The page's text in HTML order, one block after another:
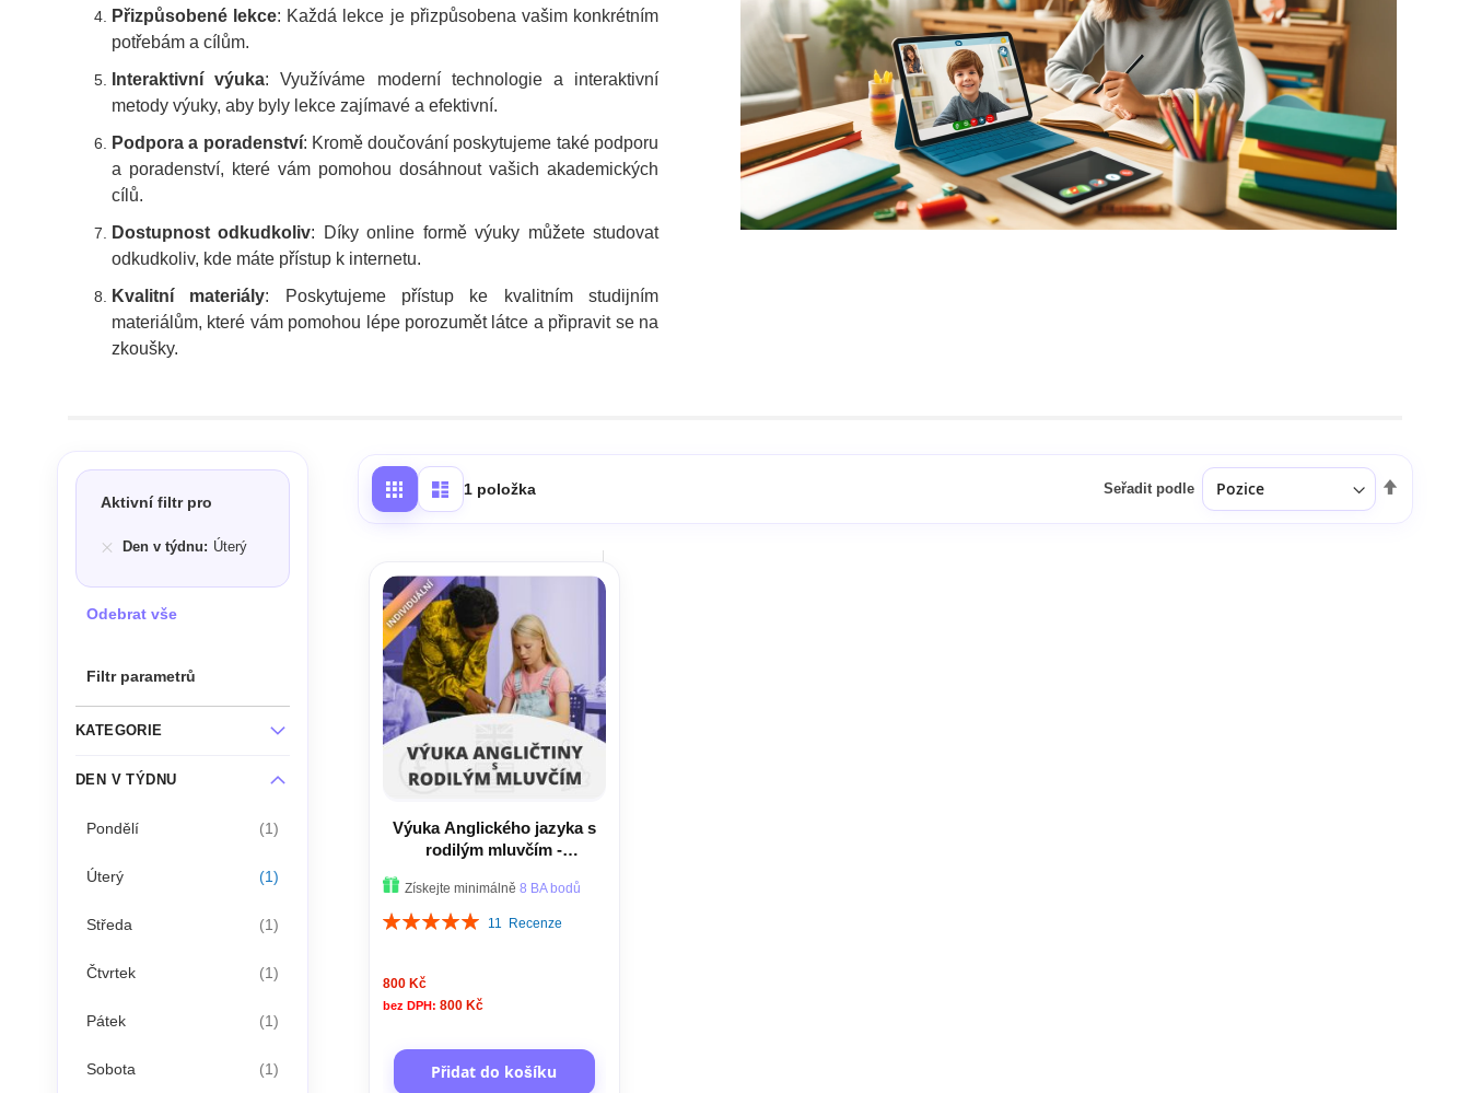
Přizpůsobené lekce: Každá lekce je přizpůsobena vašim konkrétním
potřebám a cílům.
Interaktivní výuka: Využíváme moderní technologie a interaktivní
metody výuky, aby byly lekce zajímavé a efektivní.
Podpora a poradenství: Kromě doučování poskytujeme také podporu
a poradenství, které vám pomohou dosáhnout vašich akademických
cílů.
Dostupnost odkudkoliv: Díky online formě výuky můžete studovat
odkudkoliv, kde máte přístup k internetu.
Kvalitní materiály: Poskytujeme přístup ke kvalitním studijním
materiálům, které vám pomohou lépe porozumět látce a připravit se na
zkoušky.
1položka Seřadit podle
Nastavit
Výuka Anglického jazyka s
rodilým mluvčím -
Získejte minimálně 8 BA bodů
Hodnocení:
11 Recenze
800 Kč
800 Kč
Přidat do košíku
Aktivní filtr pro
Den v týdnu Úterý
Odebrat vše
Filtr parametrů
KATEGORIE
DEN V TÝDNU
Pondělí 1
položka
Úterý 1
položka
Středa 1
položka
Čtvrtek 1
položka
Pátek 1
položka
Sobota 1
položka